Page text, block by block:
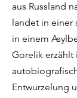
aus Russland
landet in einer
in einem
Gorelik erzählt
Entwurzelung